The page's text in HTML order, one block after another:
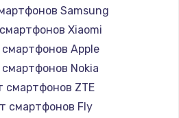
Samsung
Xiaomi
Apple
Nokia
смартфонов ZTE
смартфонов Fly